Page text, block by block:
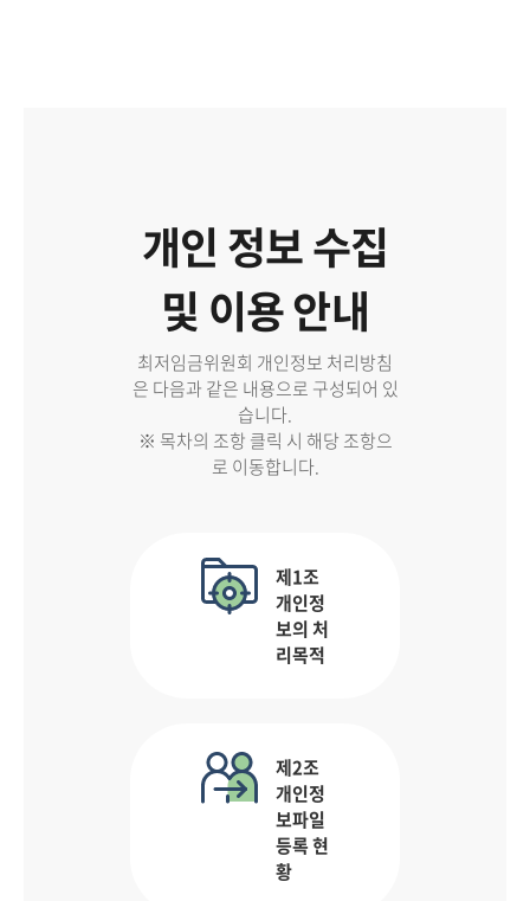
개인 정보 수집
및 이용 안내
최저임금위원회 개인정보 처리방침
은 다음과 같은 내용으로 구성되어 있
습니다.
※ 목차의 조항 클릭 시 해당 조항으
로 이동합니다.
제1조
개인정
보의 처
리목적
제2조
개인정
보파일
등록 현
황